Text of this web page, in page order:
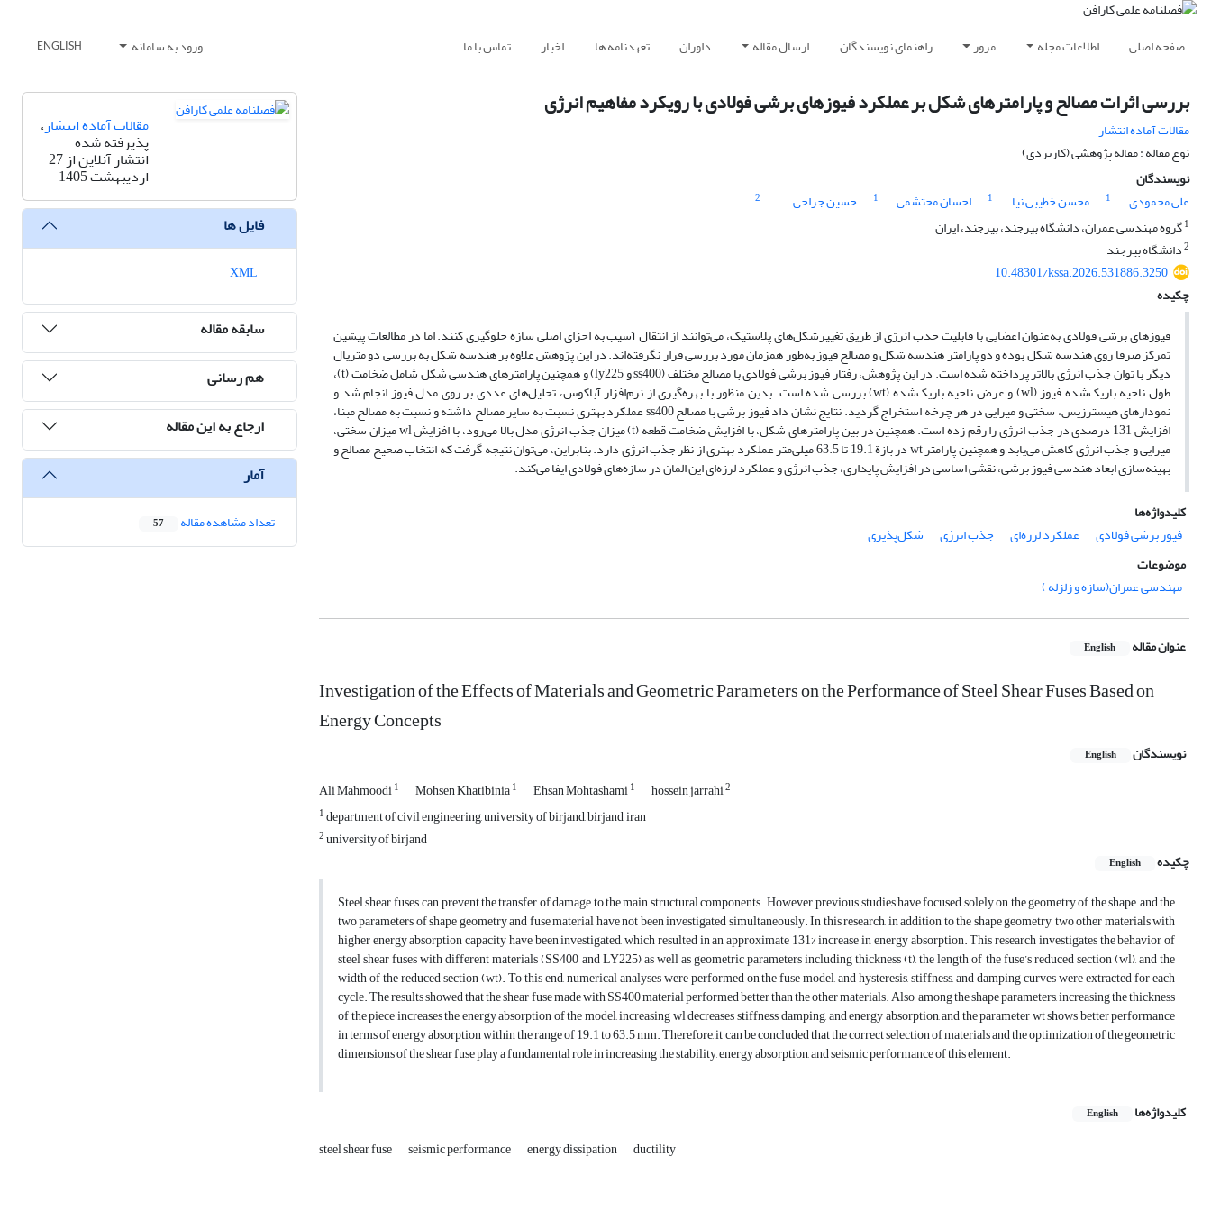
صفحه اصلی اطلاعات مجله مرور راهنمای نویسندگان ارسال مقاله داوران تعهدنامه ها اخبار تماس با ما ورود به سامانه ENGLISH
بررسی اثرات مصالح و پارامترهای شکل بر عملکرد فیوزهای برشی فولادی با رویکرد مفاهیم انرژی
مقالات آماده انتشار
نوع مقاله : مقاله پژوهشی (کاربردی)
نویسندگان
علی محمودی
1 محسن خطیبی نیا 1 احسان محتشمی 1 حسین جراحی
2
1گروه مهندسی عمران، دانشگاه بیرجند، بیرجند، ایران
2دانشگاه بیرجند
10.48301/kssa.2026.531886.3250
چکیده
فیوزهای برشی فولادی به‌عنوان اعضایی با قابلیت جذب انرژی از طریق تغییرشکل‌های پلاستیک، می‌توانند از انتقال آسیب به اجزای اصلی سازه جلوگیری کنند. اما در مطالعات پیشین
تمرکز صرفا روی هندسه شکل بوده و دو پارامتر هندسه شکل و مصالح فیوز به‌طور همزمان مورد بررسی قرار نگرفته‌اند. در این پژوهش علاوه بر‌ هندسه شکل به بررسی دو متریال
دیگر با توان جذب انرژی بالاتر پرداخته شده است. در این پژوهش، رفتار فیوز برشی فولادی با مصالح مختلف (ss400 و ly225) و همچنین پارامترهای هندسی شکل شامل ضخامت (t)،
طول ناحیه باریک‌شده فیوز (wl) و عرض ناحیه باریک‌شده (wt) بررسی شده است. بدین منظور با بهره‌گیری از نرم‌افزار آباکوس، تحلیل‌های عددی بر روی مدل فیوز انجام شد و
نمودارهای هیسترزیس، سختی و میرایی در هر چرخه استخراج گردید. نتایج نشان داد فیوز برشی با مصالح ss400 عملکرد بهتری نسبت به سایر مصالح داشته و نسبت به مصالح مبنا،
افزایش 131 درصدی در جذب انرژی را رقم زده است. همچنین در بین پارامترهای شکل، با افزایش ضخامت قطعه (t) میزان جذب انرژی مدل ‌بالا می‌رود، با افزایش wl میزان سختی،
میرایی و جذب انرژی کاهش می‌یابد و همچنین پارامتر wt در بازة 19.1 تا 63.5 میلی‌متر عملکرد بهتری از نظر جذب انرژی دارد. بنابراین، می‌توان نتیجه گرفت که انتخاب صحیح مصالح و
بهینه‌سازی ابعاد هندسی فیوز برشی، نقشی اساسی در افزایش پایداری، جذب انرژی و عملکرد لرزه‌ای این المان در سازه‌های فولادی ایفا می‌کند.
کلیدواژه‌ها
فیوز برشی فولادی
عملکرد لرزه‌ای جذب انرژی
شکل‌پذیری
موضوعات
مهندسی عمران(سازه و زلزله )
عنوان مقاله English
Investigation of the Effects of Materials and Geometric Parameters on the Performance of Steel Shear Fuses Based on
Energy Concepts
نویسندگان English
Ali Mahmoodi1 Mohsen Khatibinia1 Ehsan Mohtashami1 hossein jarrahi2
1department of civil engineering, university of birjand, birjand, iran
2university of birjand
چکیده
English
Steel shear fuses, can prevent the transfer of damage to the main structural components. However, previous studies have focused solely on the geometry of the shape, and the
two parameters of shape geometry and fuse material have not been investigated simultaneously. In this research, in addition to the shape geometry, two other materials with
higher energy absorption capacity have been investigated, which resulted in an approximate 131% increase in energy absorption. This research investigates the behavior of
steel shear fuses with different materials (SS400 and LY225) as well as geometric parameters including thickness (t), the length of the fuse’s reduced section (wl), and the
width of the reduced section (wt). To this end, numerical analyses were performed on the fuse model, and hysteresis, stiffness, and damping curves were extracted for each
cycle. The results showed that the shear fuse made with SS400 material performed better than the other materials. Also, among the shape parameters, increasing the thickness
of the piece increases the energy absorption of the model, increasing wl decreases stiffness, damping, and energy absorption, and the parameter wt shows better performance
in terms of energy absorption within the range of 19.1 to 63.5 mm. Therefore, it can be concluded that the correct selection of materials and the optimization of the geometric
dimensions of the shear fuse play a fundamental role in increasing the stability, energy absorption, and seismic performance of this element.
کلیدواژه‌ها English
steel shear fuse seismic performance energy dissipation ductility
مقالات آماده انتشار،
پذیرفته شده
انتشار آنلاین از 27
اردیبهشت 1405
فایل ها
سابقه مقاله
هم رسانی
ارجاع به این مقاله
آمار
تعداد مشاهده مقاله 57